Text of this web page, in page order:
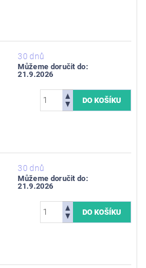
30 dnů
Můžeme doručit do:
21.9.2026
30 dnů
Můžeme doručit do:
21.9.2026